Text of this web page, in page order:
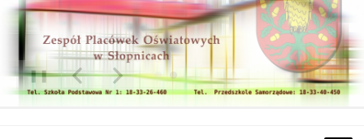
Poprzedni Element
Następny Element
❚❚